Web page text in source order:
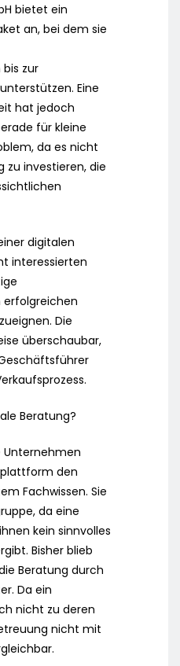
bietet ein
an, bei dem sie
zur
Eine
hat jedoch
für kleine
da es nicht
zu investieren, die
digitalen
interessierten
erfolgreichen
Die
überschaubar,
Beratung?
den
Fachwissen. Sie
da eine
kein sinnvolles
Bisher blieb
Beratung durch
Da ein
nicht zu deren
nicht mit